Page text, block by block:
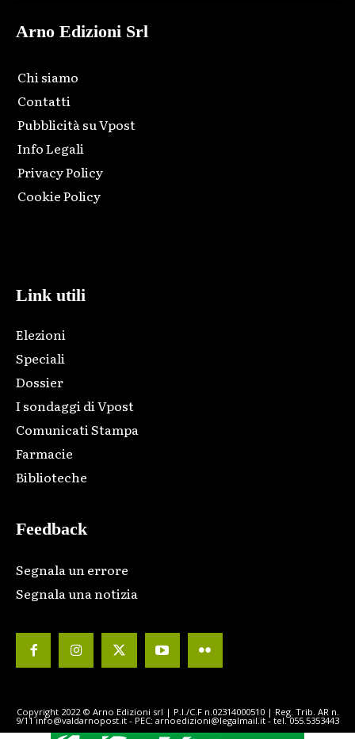
Arno Edizioni Srl
Chi siamo
Contatti
Pubblicità su Vpost
Info Legali
Privacy Policy
Cookie Policy
Link utili
Elezioni
Speciali
Dossier
I sondaggi di Vpost
Comunicati Stampa
Farmacie
Biblioteche
Feedback
Segnala un errore
Segnala una notizia
Copyright 2022 © Arno Edizioni srl | P.I./C.F n.02314000510 | Reg. Trib. AR n.
9/11 info@valdarnopost.it - PEC: arnoedizioni@legalmail.it - tel. 055.5353443